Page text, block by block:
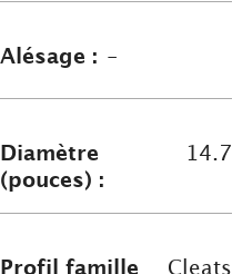
Alésage : -
Diamètre
(pouces) :
14.7
Profil famille
Cleats